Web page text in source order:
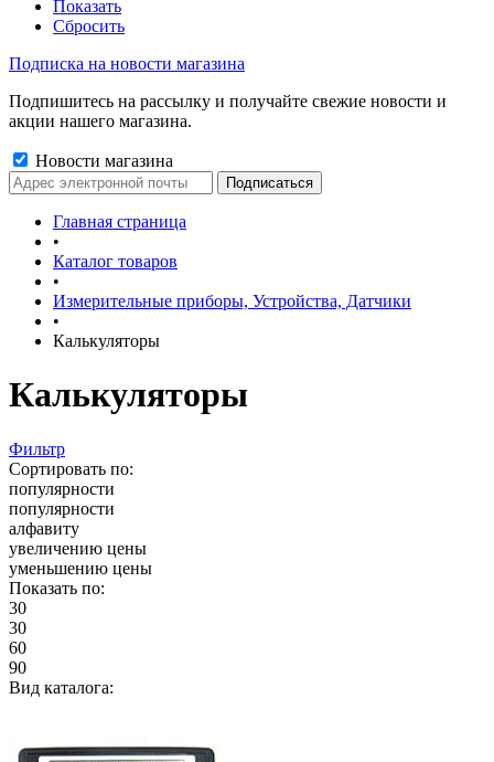
Показать
Сбросить
Подписка на новости магазина
Подпишитесь на рассылку и получайте свежие новости и
акции нашего магазина.
Новости магазина
Главная страница
•
Каталог товаров
•
Измерительные приборы, Устройства, Датчики
•
Калькуляторы
Калькуляторы
Фильтр
Сортировать по:
популярности
популярности
алфавиту
увеличению цены
уменьшению цены
Показать по:
30
30
60
90
Вид каталога: